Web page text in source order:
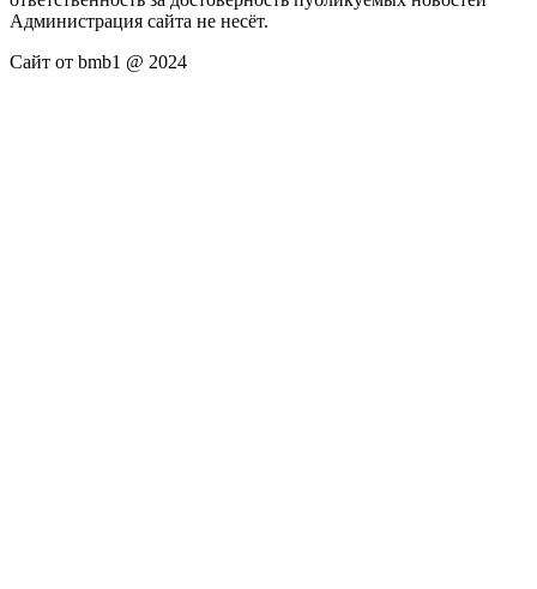
Администрация сайта не несёт.
Сайт от bmb1 @ 2024